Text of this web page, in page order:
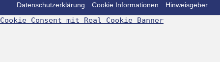
Datenschutzerklärung
Cookie Informationen Hinweisgeber
Cookie Consent mit Real Cookie Banner